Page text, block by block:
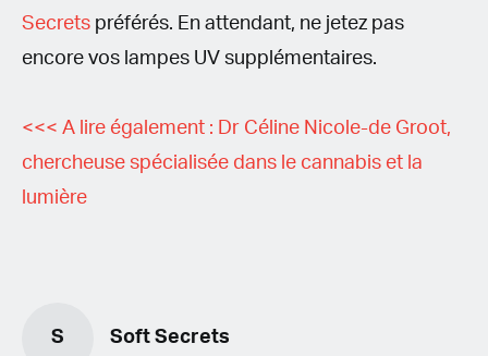
Secrets préférés. En attendant, ne jetez pas
encore vos lampes UV supplémentaires.
<<< A lire également : Dr Céline Nicole-de Groot,
chercheuse spécialisée dans le cannabis et la
lumière
S Soft Secrets